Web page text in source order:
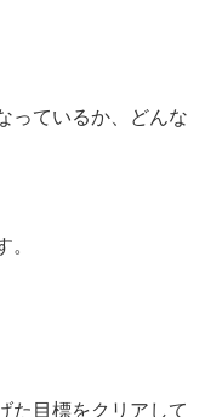
っているか、どんな
。
た目標をクリアして